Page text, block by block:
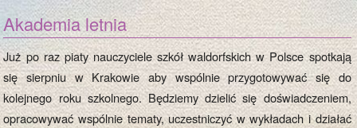
Akademia letnia
Już po raz piaty nauczyciele szkół waldorfskich w Polsce spotkają
się sierpniu w Krakowie aby wspólnie przygotowywać się do
kolejnego roku szkolnego. Będziemy dzielić się doświadczeniem,
opracowywać wspólnie tematy, uczestniczyć w wykładach i działać